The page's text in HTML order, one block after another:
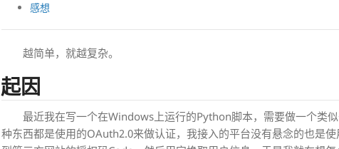
感想
越简单，就越复杂。
起因
最近我在写一个在Windows上运行的Python脚本，需要做一个类
种东西都是使用的OAuth2.0来做认证，我接入的平台没有悬念的也是